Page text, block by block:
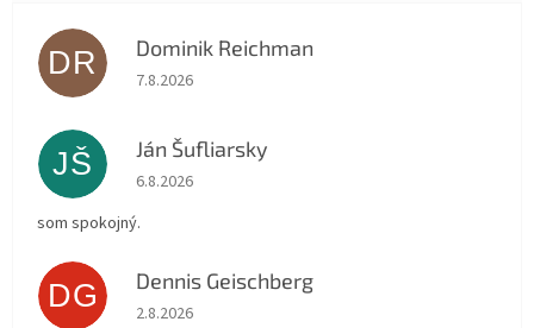
DR Dominik Reichman
Hodnotenie obchodu je 5 z 5 hviezdičiek.
7.8.2026
JŠ Ján Šufliarsky
Hodnotenie obchodu je 5 z 5 hviezdičiek.
6.8.2026
som spokojný.
DG Dennis Geischberg
Hodnotenie obchodu je 5 z 5 hviezdičiek.
2.8.2026